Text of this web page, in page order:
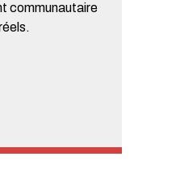
communautaire